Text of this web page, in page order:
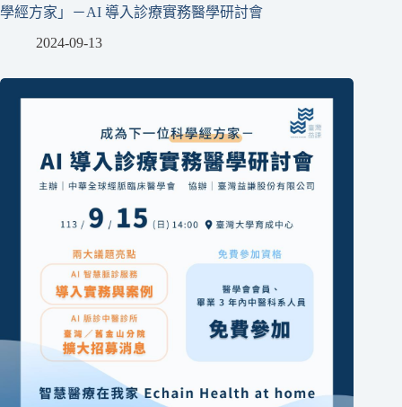
學經方家」－AI 導入診療實務醫學研討會
2024-09-13